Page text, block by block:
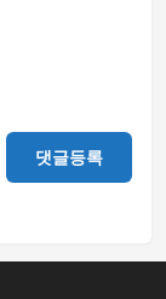
댓글등록